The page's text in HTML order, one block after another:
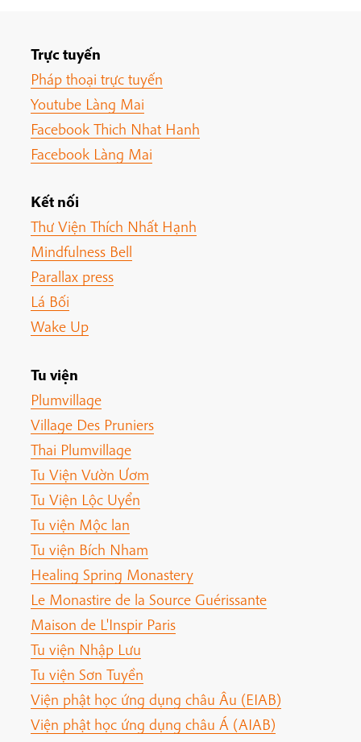
Trực tuyến
Pháp thoại trực tuyến
Youtube Làng Mai
Facebook Thich Nhat Hanh
Facebook Làng Mai
Kết nối
Thư Viện Thích Nhất Hạnh
Mindfulness Bell
Parallax press
Lá Bối
Wake Up
Tu viện
Plumvillage
Village Des Pruniers
Thai Plumvillage
Tu Viện Vườn Ươm
Tu Viện Lộc Uyển
Tu viện Mộc lan
Tu viện Bích Nham
Healing Spring Monastery
Le Monastire de la Source Guérissante
Maison de L'Inspir Paris
Tu viện Nhập Lưu
Tu viện Sơn Tuyền
Viện phật học ứng dụng châu Âu (EIAB)
Viện phật học ứng dụng châu Á (AIAB)